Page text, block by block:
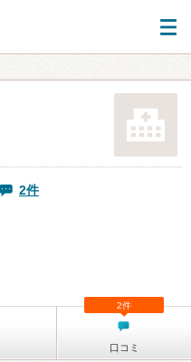
2件
口コミ
2件